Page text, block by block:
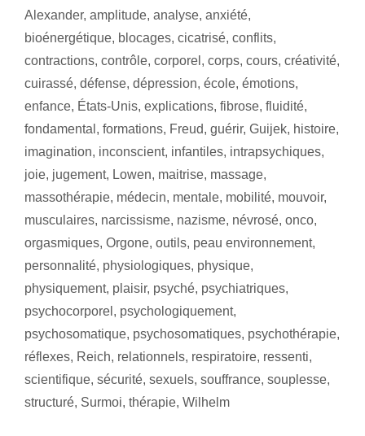
Alexander, amplitude, analyse, anxiété,
bioénergétique, blocages, cicatrisé, conflits,
contractions, contrôle, corporel , corps, cours, créativité,
cuirassé, défense, dépression, école, émotions,
enfance, États-Unis, explications, fibrose, fluidité,
fondamental , formations, Freud, guérir, Guijek, histoire,
imagination, inconscient, infantiles, intrapsychiques,
joie, jugement, Lowen, maitrise, massage,
massothérapie, médecin, mentale, mobilité, mouvoir,
musculaires, narcissisme, nazisme, névrosé, onco,
orgasmiques, Orgone, outils, peau environnement,
personnalité, physiologiques, physique,
physiquement, plaisir, psyché, psychiatriques,
psychocorporel , psychologiquement,
psychosomatique, psychosomatiques, psychothérapie,
réflexes, Reich, relationnels, respiratoire, ressenti,
scientifique, sécurité, sexuels, souffrance, souplesse,
structuré, Surmoi, thérapie, Wilhelm